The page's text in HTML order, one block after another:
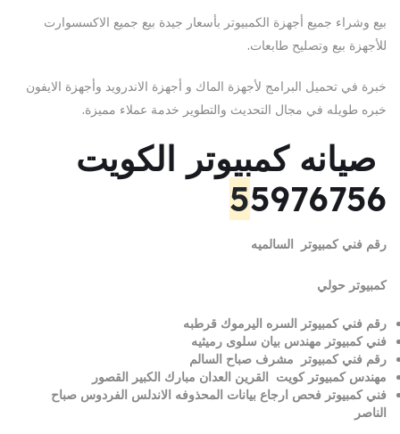
بيع وشراء جميع أجهزة الكمبيوتر بأسعار جيدة بيع جميع الاكسسوارت
للأجهزة بيع وتصليح طابعات.
خبرة في تحميل البرامج لأجهزة الماك و أجهزة الاندرويد وأجهزة الايفون
خبره طويله في مجال التحديث والتطوير خدمة عملاء مميزة.
صيانه كمبيوتر الكويت
55976756
رقم فني كمبيوتر السالميه
كمبيوتر حولي
رقم فني كمبيوتر السره اليرموك قرطبه
فني كمبيوتر مهندس بيان سلوى رميثيه
رقم فني كمبيوتر مشرف صباح السالم
مهندس كمبيوتر كويت القرين العدان مبارك الكبير القصور
فني كمبيوتر فحص ارجاع بيانات المحذوفه الاندلس الفردوس صباح
الناصر